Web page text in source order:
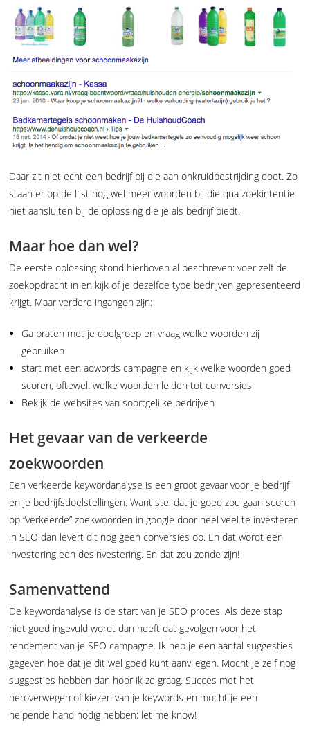
Daar zit niet echt een bedrijf bij die aan onkruidbestrijding doet. Zo
staan er op de lijst nog wel meer woorden bij die qua zoekintentie
niet aansluiten bij de oplossing die je als bedrijf biedt.
Maar hoe dan wel?
De eerste oplossing stond hierboven al beschreven: voer zelf de
zoekopdracht in en kijk of je dezelfde type bedrijven gepresenteerd
krijgt. Maar verdere ingangen zijn:
Ga praten met je doelgroep en vraag welke woorden zij
gebruiken
start met een adwords campagne en kijk welke woorden goed
scoren, oftewel: welke woorden leiden tot conversies
Bekijk de websites van soortgelijke bedrijven
Het gevaar van de verkeerde
zoekwoorden
Een verkeerde keywordanalyse is een groot gevaar voor je bedrijf
en je bedrijfsdoelstellingen. Want stel dat je goed zou gaan scoren
op “verkeerde” zoekwoorden in google door heel veel te investeren
in SEO dan levert dit nog geen conversies op. En dat wordt een
investering een desinvestering. En dat zou zonde zijn!
Samenvattend
De keywordanalyse is de start van je SEO proces. Als deze stap
niet goed ingevuld wordt dan heeft dat gevolgen voor het
rendement van je SEO campagne. Ik heb je een aantal suggesties
gegeven hoe dat je dit wel goed kunt aanvliegen. Mocht je zelf nog
suggesties hebben dan hoor ik ze graag. Succes met het
heroverwegen of kiezen van je keywords en mocht je een
helpende hand nodig hebben: let me know!